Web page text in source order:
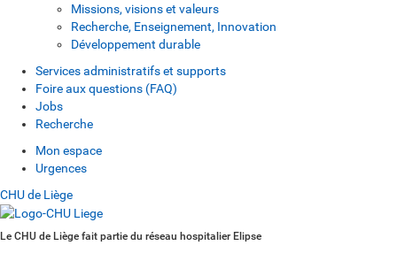
Missions, visions et valeurs
Recherche, Enseignement, Innovation
Développement durable
Services administratifs et supports
Foire aux questions (FAQ)
Jobs
Recherche
Mon espace
Urgences
CHU de Liège
Le CHU de Liège fait partie du réseau hospitalier Elipse